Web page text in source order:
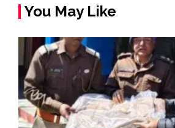
You May Like